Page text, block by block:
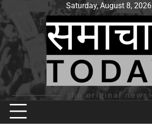
Skip
to
content
Saturday, August 8, 2026